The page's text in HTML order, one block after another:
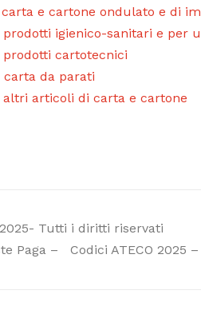
carta e cartone ondulato e di
prodotti igienico-sanitari e per
prodotti cartotecnici
carta da parati
altri articoli di carta e cartone
Tutti i diritti riservati
Paga– Codici ATECO 2025 –